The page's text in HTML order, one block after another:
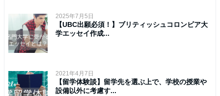
2025年7月5日
【UBC出願必須！】ブリティッシュコロンビア大
学エッセイ作成...
2021年4月7日
【留学体験談】留学先を選ぶ上で、学校の授業や
設備以外に考慮す...